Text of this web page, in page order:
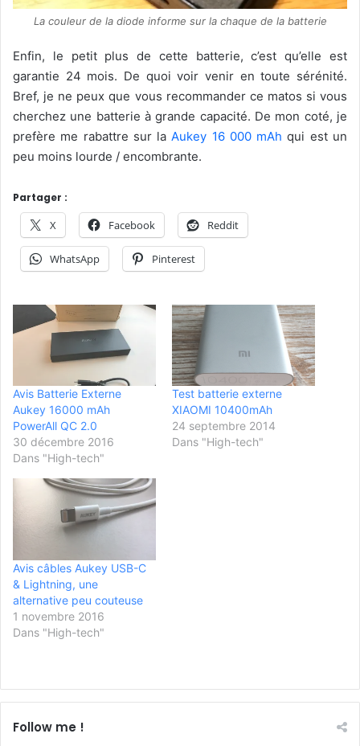
La couleur de la diode informe sur la chaque de la batterie
Enfin, le petit plus de cette batterie, c’est qu’elle est
garantie 24 mois. De quoi voir venir en toute sérénité.
Bref, je ne peux que vous recommander ce matos si vous
cherchez une batterie à grande capacité. De mon coté, je
prefère me rabattre sur la Aukey 16 000 mAh qui est un
peu moins lourde / encombrante.
Partager :
X Facebook Reddit
WhatsApp Pinterest
Avis Batterie Externe
Aukey 16000 mAh
PowerAll QC 2.0
30 décembre 2016
Dans "High-tech"
Test batterie externe
XIAOMI 10400mAh
24 septembre 2014
Dans "High-tech"
Avis câbles Aukey USB-C
& Lightning, une
alternative peu couteuse
1 novembre 2016
Dans "High-tech"
Follow me !